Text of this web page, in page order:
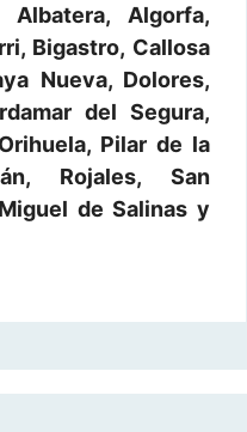
Albatera, Algorfa,
Bigastro, Callosa
Nueva, Dolores,
del Segura,
Pilar de la
Rojales, San
de Salinas y